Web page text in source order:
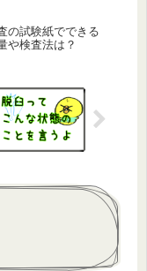
の試験紙でできる
や検査法は？